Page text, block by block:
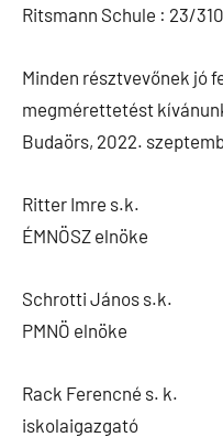
Ritsmann Schule : 23/
Minden résztvevőnek jó
megmérettetést
Budaörs, 2022.
Ritter Imre s.k.
ÉMNÖSZ elnöke
Schrotti János s.k.
PMNÖ elnöke
Rack Ferencné s. k.
iskolaigazgató